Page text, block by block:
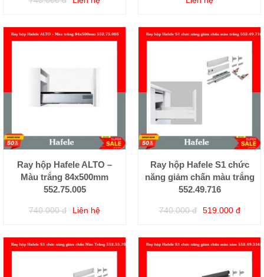
Ray hộp Hafele ALTO –
Màu trắng 84x500mm
552.75.005
740.000 đ Liên hệ
Ray hộp Hafele S1 chức
năng giảm chấn màu trắng
552.49.716
740.000 đ 519.000 đ